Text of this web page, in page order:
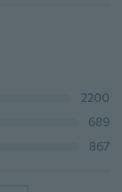
2200
689
867